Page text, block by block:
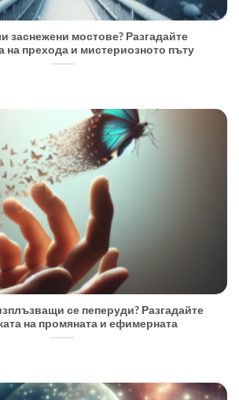
заснежени мостове? Разгадайте
на прехода и мистериозното пъту
се пеперуди? Разгадайте
на промяната и ефимерната